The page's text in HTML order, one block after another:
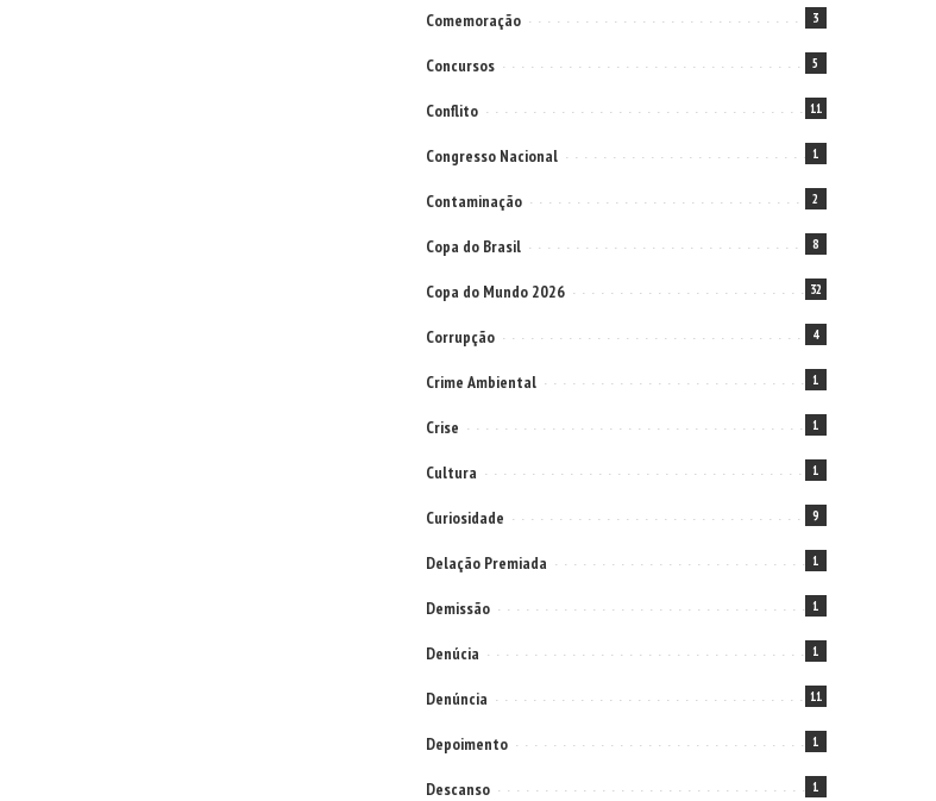
Comemoração 3
Concursos 5
Conflito 11
Congresso Nacional 1
Contaminação 2
Copa do Brasil 8
Copa do Mundo 2026 32
Corrupção 4
Crime Ambiental 1
Crise 1
Cultura 1
Curiosidade 9
Delação Premiada 1
Demissão 1
Denúcia 1
Denúncia 11
Depoimento 1
Descanso 1